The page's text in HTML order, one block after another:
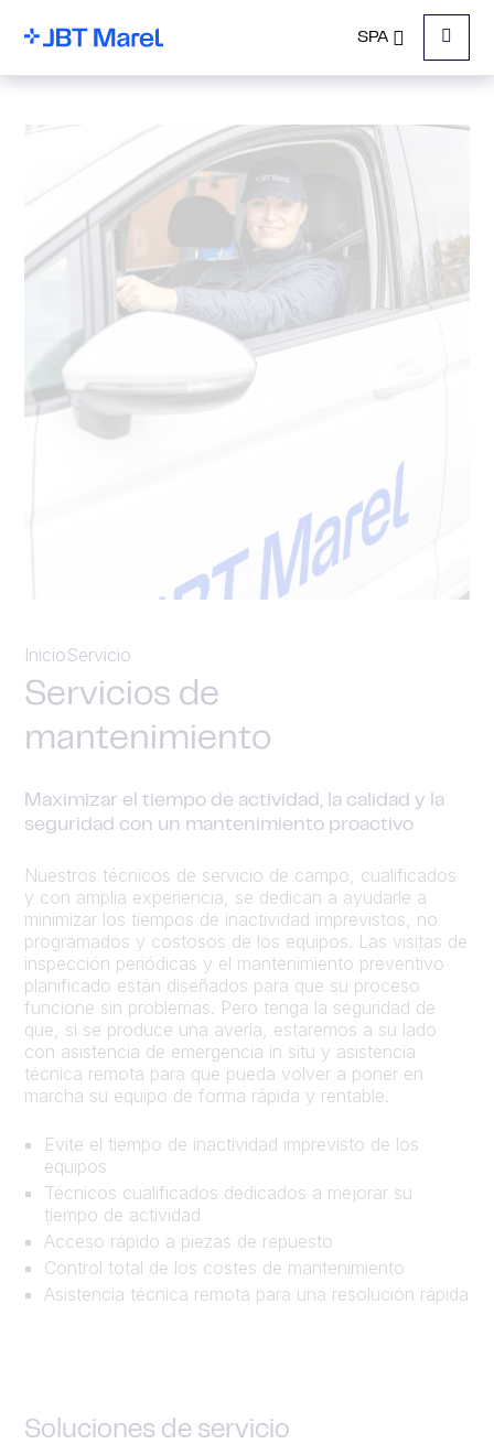
SPA
Menu
InicioServicio
Servicios de
mantenimiento
Maximizar el tiempo de actividad, la calidad y la
seguridad con un mantenimiento proactivo
Nuestros técnicos de servicio de campo, cualificados
y con amplia experiencia, se dedican a ayudarle a
minimizar los tiempos de inactividad imprevistos, no
programados y costosos de los equipos. Las visitas de
inspección periódicas y el mantenimiento preventivo
planificado están diseñados para que su proceso
funcione sin problemas. Pero tenga la seguridad de
que, si se produce una avería, estaremos a su lado
con asistencia de emergencia in situ y asistencia
técnica remota para que pueda volver a poner en
marcha su equipo de forma rápida y rentable.
Evite el tiempo de inactividad imprevisto de los
equipos
Técnicos cualificados dedicados a mejorar su
tiempo de actividad
Acceso rápido a piezas de repuesto
Control total de los costes de mantenimiento
Asistencia técnica remota para una resolución rápida
Soluciones de servicio